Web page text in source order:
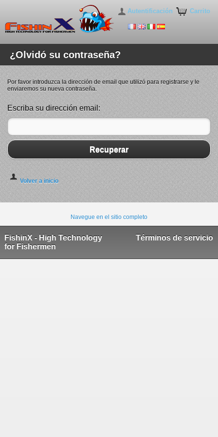
Carrito
Autentificación
¿Olvidó su contraseña?
Por favor introduzca la dirección de email que utilizó para registrarse y le
enviaremos su nueva contraseña.
Escriba su dirección email:
Recuperar
Volver a inicio
Navegue en el sitio completo
FishinX - High Technology
for Fishermen
Términos de servicio